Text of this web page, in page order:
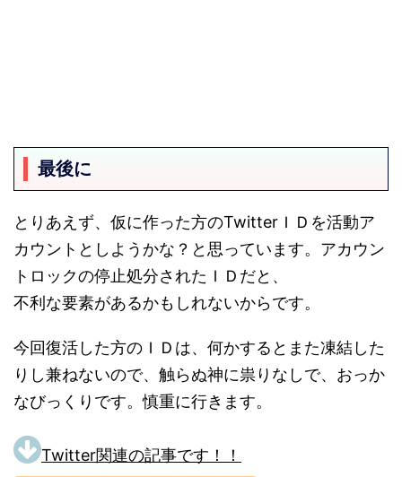
最後に
とりあえず、仮に作った方のTwitterＩＤを活動ア
カウントとしようかな？と思っています。アカウン
トロックの停止処分されたＩＤだと、
不利な要素があるかもしれないからです。
今回復活した方のＩＤは、何かするとまた凍結した
りし兼ねないので、触らぬ神に祟りなしで、おっか
なびっくりです。慎重に行きます。
Twitter関連の記事です！！